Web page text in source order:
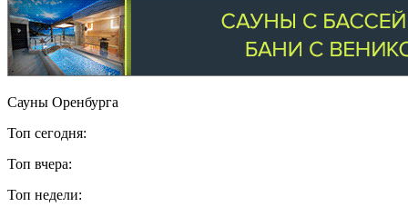
Сауны Оренбурга
Топ сегодня:
Топ вчера:
Топ недели: